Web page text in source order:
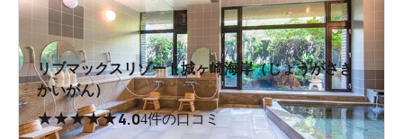
リブマックスリゾート城ヶ崎海岸（じょうがさき
かいがん）
★★★★★4.04件の口コミ